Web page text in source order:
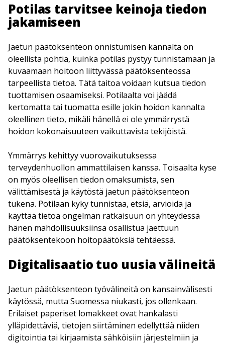
Potilas tarvitsee keinoja tiedon
jakamiseen
Jaetun päätöksenteon onnistumisen kannalta on
oleellista pohtia, kuinka potilas pystyy tunnistamaan ja
kuvaamaan hoitoon liittyvässä päätöksenteossa
tarpeellista tietoa. Tätä taitoa voidaan kutsua tiedon
tuottamisen osaamiseksi. Potilaalta voi jäädä
kertomatta tai tuomatta esille jokin hoidon kannalta
oleellinen tieto, mikäli hänellä ei ole ymmärrystä
hoidon kokonaisuuteen vaikuttavista tekijöistä.
Ymmärrys kehittyy vuorovaikutuksessa
terveydenhuollon ammattilaisen kanssa. Toisaalta kyse
on myös oleellisen tiedon omaksumista, sen
välittämisestä ja käytöstä jaetun päätöksenteon
tukena. Potilaan kyky tunnistaa, etsiä, arvioida ja
käyttää tietoa ongelman ratkaisuun on yhteydessä
hänen mahdollisuuksiinsa osallistua jaettuun
päätöksentekoon hoitopäätöksiä tehtäessä.
Digitalisaatio tuo uusia välineitä
Jaetun päätöksenteon työvälineitä on kansainvälisesti
käytössä, mutta Suomessa niukasti, jos ollenkaan.
Erilaiset paperiset lomakkeet ovat hankalasti
ylläpidettäviä, tietojen siirtäminen edellyttää niiden
digitointia tai kirjaamista sähköisiin järjestelmiin ja